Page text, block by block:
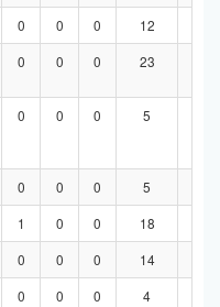
0 0 0 12
0 0 0 23
0 0 0 5
0 0 0 5
1 0 0 18
0 0 0 14
0 0 0 4